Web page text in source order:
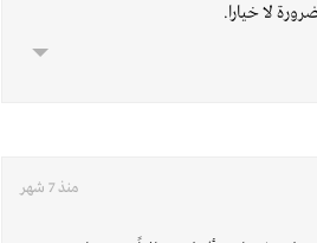
لا خيارا.
منذ 7 شهر